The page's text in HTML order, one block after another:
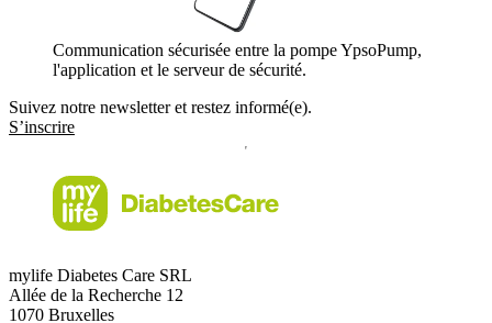
Communication sécurisée entre la pompe YpsoPump,
l'application et le serveur de sécurité.
Suivez notre newsletter et restez informé(e).
S’inscrire
mylife Diabetes Care SRL
Allée de la Recherche 12
1070 Bruxelles